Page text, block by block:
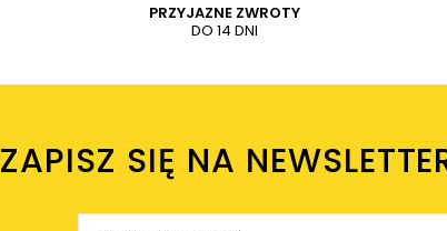
PRZYJAZNE ZWROTY
DO 14 DNI
ZAPISZ SIĘ NA